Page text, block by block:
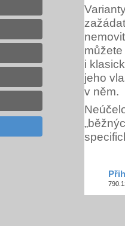
i
jeho
v něm.